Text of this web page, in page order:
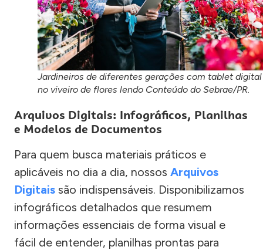
Jardineiros de diferentes gerações com tablet digital
no viveiro de flores lendo Conteúdo do Sebrae/PR.
Arquivos Digitais: Infográficos, Planilhas
e Modelos de Documentos
Para quem busca materiais práticos e
aplicáveis no dia a dia, nossos Arquivos
Digitais são indispensáveis. Disponibilizamos
infográficos detalhados que resumem
informações essenciais de forma visual e
fácil de entender, planilhas prontas para